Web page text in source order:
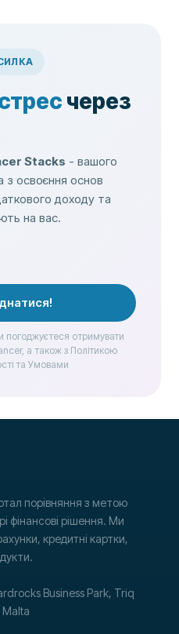
через
Stacks - вашого
з освоєння основ
доходу та
на вас.
отримувати
а також з Політикою
та Умовами
порівняння з метою
фінансові рішення. Ми
кредитні картки,
Business Park, Triq
Malta